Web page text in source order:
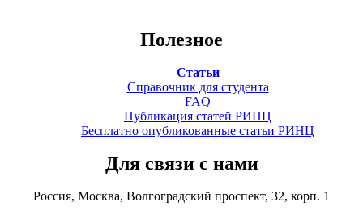
Полезное
Статьи
Справочник для студента
FAQ
Публикация статей РИНЦ
Бесплатно опубликованные статьи РИНЦ
Для связи с нами
Россия, Москва, Волгоградский проспект, 32, корп. 1